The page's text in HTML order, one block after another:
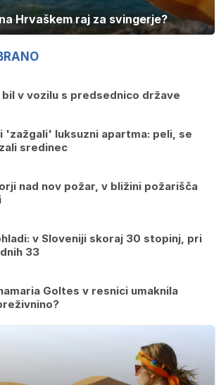
Hrvaškem raj za svingerje?
bil v vozilu s predsednico države
'zažgali' luksuzni apartma: peli, se
sredinec
nad nov požar, v bližini požarišča
v Sloveniji skoraj 30 stopinj, pri
33
Goltes v resnici umaknila